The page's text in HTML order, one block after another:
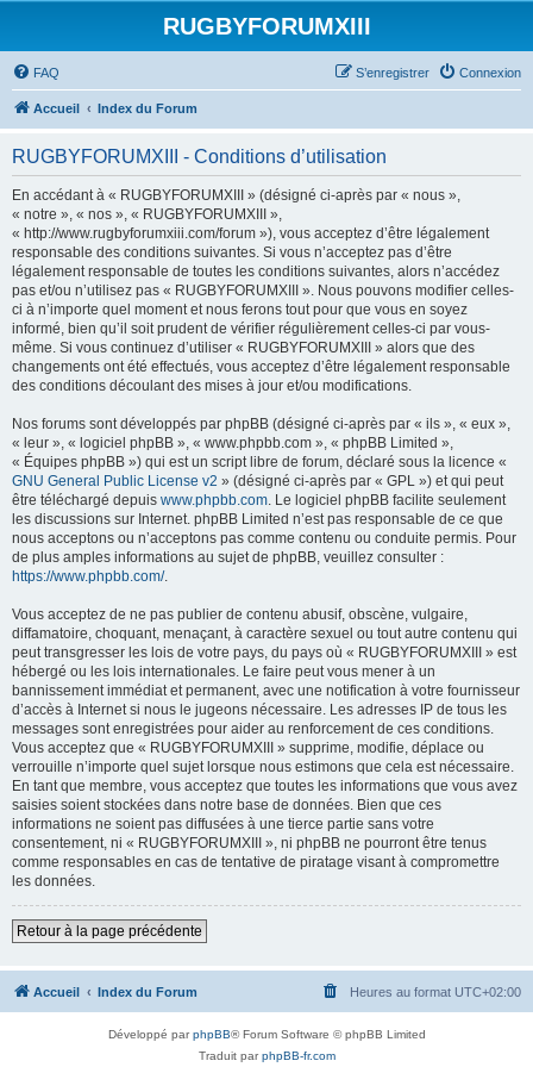
RUGBYFORUMXIII
FAQ Connexion
S’enregistrer
Accueil Index du Forum
RUGBYFORUMXIII - Conditions d’utilisation
En accédant à « RUGBYFORUMXIII » (désigné ci-après par « nous »,
« notre », « nos », « RUGBYFORUMXIII »,
« http://www.rugbyforumxiii.com/forum »), vous acceptez d’être légalement
responsable des conditions suivantes. Si vous n’acceptez pas d’être
légalement responsable de toutes les conditions suivantes, alors n’accédez
pas et/ou n’utilisez pas « RUGBYFORUMXIII ». Nous pouvons modifier celles-
ci à n’importe quel moment et nous ferons tout pour que vous en soyez
informé, bien qu’il soit prudent de vérifier régulièrement celles-ci par vous-
même. Si vous continuez d’utiliser « RUGBYFORUMXIII » alors que des
changements ont été effectués, vous acceptez d’être légalement responsable
des conditions découlant des mises à jour et/ou modifications.
Nos forums sont développés par phpBB (désigné ci-après par « ils », « eux »,
« leur », « logiciel phpBB », « www.phpbb.com », « phpBB Limited »,
« Équipes phpBB ») qui est un script libre de forum, déclaré sous la licence «
GNU General Public License v2 » (désigné ci-après par « GPL ») et qui peut
être téléchargé depuis www.phpbb.com. Le logiciel phpBB facilite seulement
les discussions sur Internet. phpBB Limited n’est pas responsable de ce que
nous acceptons ou n’acceptons pas comme contenu ou conduite permis. Pour
de plus amples informations au sujet de phpBB, veuillez consulter :
https://www.phpbb.com/.
Vous acceptez de ne pas publier de contenu abusif, obscène, vulgaire,
diffamatoire, choquant, menaçant, à caractère sexuel ou tout autre contenu qui
peut transgresser les lois de votre pays, du pays où « RUGBYFORUMXIII » est
hébergé ou les lois internationales. Le faire peut vous mener à un
bannissement immédiat et permanent, avec une notification à votre fournisseur
d’accès à Internet si nous le jugeons nécessaire. Les adresses IP de tous les
messages sont enregistrées pour aider au renforcement de ces conditions.
Vous acceptez que « RUGBYFORUMXIII » supprime, modifie, déplace ou
verrouille n’importe quel sujet lorsque nous estimons que cela est nécessaire.
En tant que membre, vous acceptez que toutes les informations que vous avez
saisies soient stockées dans notre base de données. Bien que ces
informations ne soient pas diffusées à une tierce partie sans votre
consentement, ni « RUGBYFORUMXIII », ni phpBB ne pourront être tenus
comme responsables en cas de tentative de piratage visant à compromettre
les données.
Retour à la page précédente
Accueil Index du Forum Heures au format UTC+02:00
Développé parphpBB® Forum Software © phpBB Limited
Traduit parphpBB-fr.com